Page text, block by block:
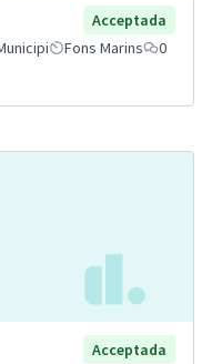
Acceptada
Fons Marins
0
Acceptada